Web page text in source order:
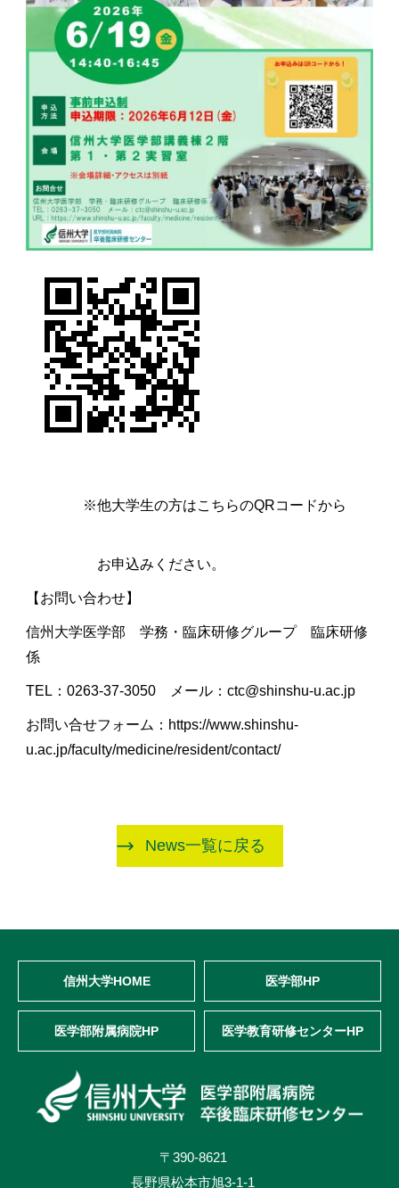
※他大学生の方はこちらのQRコードから
お申込みください。
【お問い合わせ】
信州大学医学部 学務・臨床研修グループ 臨床研修
係
TEL：0263-37-3050 メール：ctc@shinshu-u.ac.jp
お問い合せフォーム：https://www.shinshu-
u.ac.jp/faculty/medicine/resident/contact/
News一覧に戻る
信州大学HOME 医学部HP
医学部附属病院HP 医学教育研修センターHP
〒390-8621
長野県松本市旭3-1-1